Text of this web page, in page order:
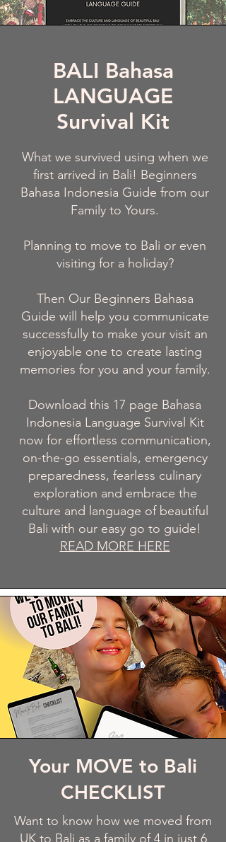
BALI Bahasa
LANGUAGE
Survival Kit
What we survived using when we
first arrived in Bali! Beginners
Bahasa Indonesia Guide from our
Family to Yours.
Planning to move to Bali or even
visiting for a holiday?
Then Our Beginners Bahasa
Guide will help you communicate
successfully to make your visit an
enjoyable one to create lasting
memories for you and your family.
Download this 17 page Bahasa
Indonesia Language Survival Kit
now for effortless communication,
on-the-go essentials, emergency
preparedness, fearless culinary
exploration and embrace the
culture and language of beautiful
Bali with our easy go to guide!
READ MORE HERE
Your MOVE to Bali
CHECKLIST
Want to know how we moved from
UK to Bali as a family of 4 in just 6